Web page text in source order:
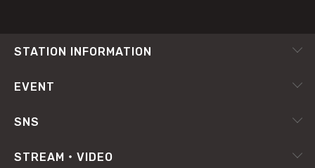
STATION INFORMATION
会社概要
番組審議会
EVENT
ピックアップ
SNS
RADIPASS
STREAM・VIDEO